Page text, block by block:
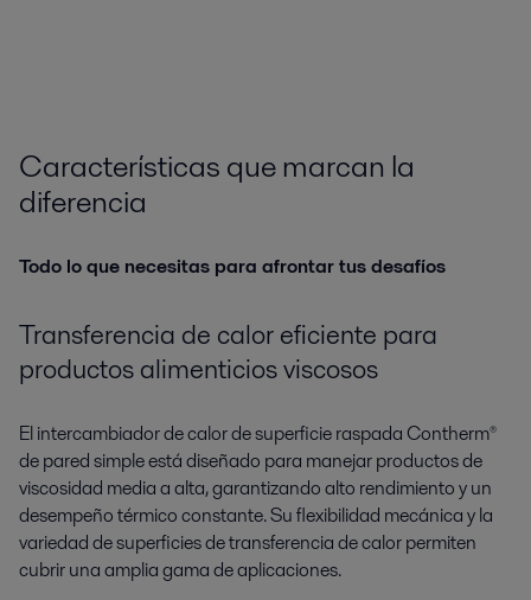
Características que marcan la
diferencia
Todo lo que necesitas para afrontar tus desafíos
Transferencia de calor eficiente para
productos alimenticios viscosos
El intercambiador de calor de superficie raspada Contherm®
de pared simple está diseñado para manejar productos de
viscosidad media a alta, garantizando alto rendimiento y un
desempeño térmico constante. Su flexibilidad mecánica y la
variedad de superficies de transferencia de calor permiten
cubrir una amplia gama de aplicaciones.